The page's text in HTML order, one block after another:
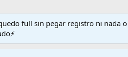
full sin pegar registro ni nada